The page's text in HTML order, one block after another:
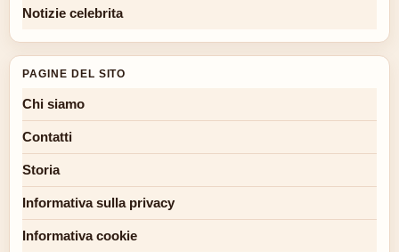
Notizie celebrita
PAGINE DEL SITO
Chi siamo
Contatti
Storia
Informativa sulla privacy
Informativa cookie